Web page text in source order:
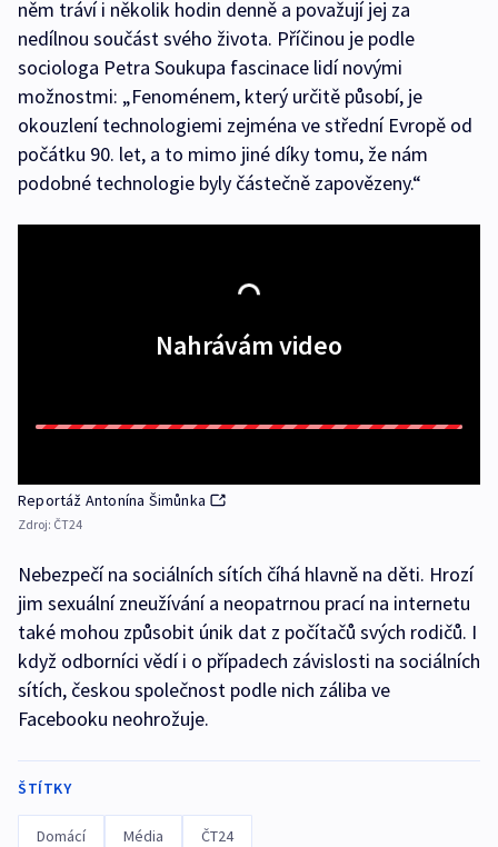
něm tráví i několik hodin denně a považují jej za
nedílnou součást svého života. Příčinou je podle
sociologa Petra Soukupa fascinace lidí novými
možnostmi: „Fenoménem, který určitě působí, je
okouzlení technologiemi zejména ve střední Evropě od
počátku 90. let, a to mimo jiné díky tomu, že nám
podobné technologie byly částečně zapovězeny.“
Nahrávám video
Reportáž Antonína Šimůnka
Zdroj: ČT24
Nebezpečí na sociálních sítích číhá hlavně na děti. Hrozí
jim sexuální zneužívání a neopatrnou prací na internetu
také mohou způsobit únik dat z počítačů svých rodičů. I
když odborníci vědí i o případech závislosti na sociálních
sítích, českou společnost podle nich záliba ve
Facebooku neohrožuje.
ŠTÍTKY
Domácí Média ČT24